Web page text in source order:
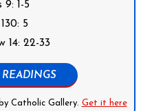
9: 1-5
5
14: 22-33
Catholic Gallery. Get it here